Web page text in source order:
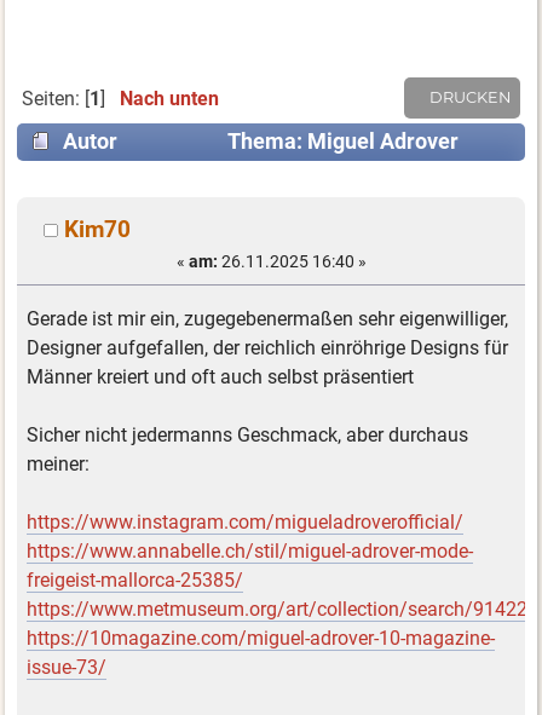
DRUCKEN
Seiten: [1] Nach unten
Autor
Thema: Miguel Adrover
Kim70
« am: 26.11.2025 16:40 »
Gerade ist mir ein, zugegebenermaßen sehr eigenwilliger,
Designer aufgefallen, der reichlich einröhrige Designs für
Männer kreiert und oft auch selbst präsentiert
Sicher nicht jedermanns Geschmack, aber durchaus
meiner:
https://www.instagram.com/migueladroverofficial/
https://www.annabelle.ch/stil/miguel-adrover-mode-
freigeist-mallorca-25385/
https://www.metmuseum.org/art/collection/search/914224
https://10magazine.com/miguel-adrover-10-magazine-
issue-73/